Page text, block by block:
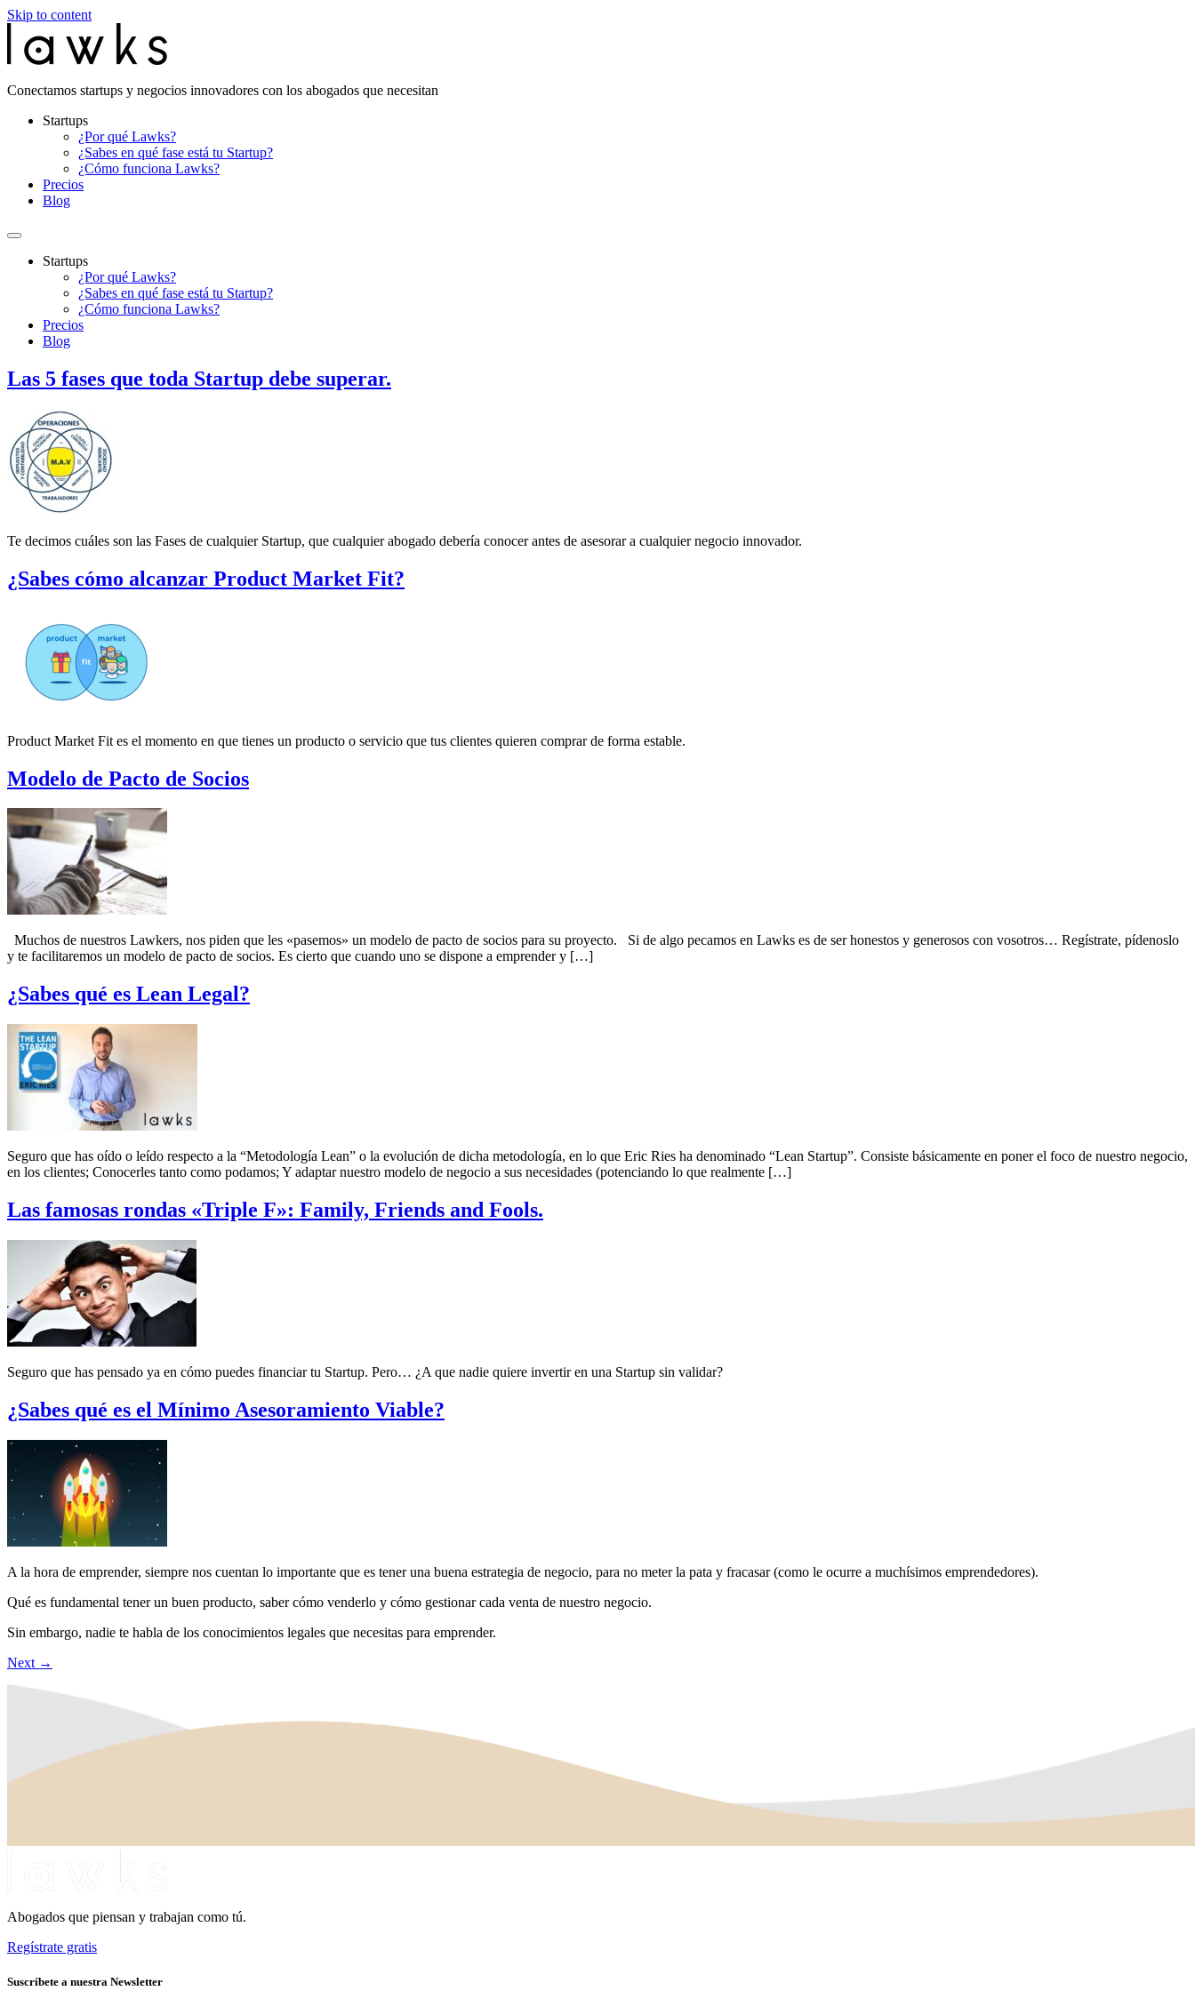
Skip to content
Conectamos startups y negocios innovadores con los abogados que necesitan
Startups
¿Por qué Lawks?
¿Sabes en qué fase está tu Startup?
¿Cómo funciona Lawks?
Precios
Blog
Startups
¿Por qué Lawks?
¿Sabes en qué fase está tu Startup?
¿Cómo funciona Lawks?
Precios
Blog
Las 5 fases que toda Startup debe superar.
Te decimos cuáles son las Fases de cualquier Startup, que cualquier abogado debería conocer antes de asesorar a cualquier negocio innovador.
¿Sabes cómo alcanzar Product Market Fit?
Product Market Fit es el momento en que tienes un producto o servicio que tus clientes quieren comprar de forma estable.
Modelo de Pacto de Socios
Muchos de nuestros Lawkers, nos piden que les «pasemos» un modelo de pacto de socios para su proyecto. Si de algo pecamos en Lawks es de ser honestos y generosos con vosotros… Regístrate, pídenoslo
y te facilitaremos un modelo de pacto de socios. Es cierto que cuando uno se dispone a emprender y […]
¿Sabes qué es Lean Legal?
Seguro que has oído o leído respecto a la “Metodología Lean” o la evolución de dicha metodología, en lo que Eric Ries ha denominado “Lean Startup”. Consiste básicamente en poner el foco de nuestro negocio,
en los clientes; Conocerles tanto como podamos; Y adaptar nuestro modelo de negocio a sus necesidades (potenciando lo que realmente […]
Las famosas rondas «Triple F»: Family, Friends and Fools.
Seguro que has pensado ya en cómo puedes financiar tu Startup. Pero… ¿A que nadie quiere invertir en una Startup sin validar?
¿Sabes qué es el Mínimo Asesoramiento Viable?
A la hora de emprender, siempre nos cuentan lo importante que es tener una buena estrategia de negocio, para no meter la pata y fracasar (como le ocurre a muchísimos emprendedores).
Qué es fundamental tener un buen producto, saber cómo venderlo y cómo gestionar cada venta de nuestro negocio.
Sin embargo, nadie te habla de los conocimientos legales que necesitas para emprender.
Next →
Abogados que piensan y trabajan como tú.
Regístrate gratis
Suscríbete a nuestra Newsletter